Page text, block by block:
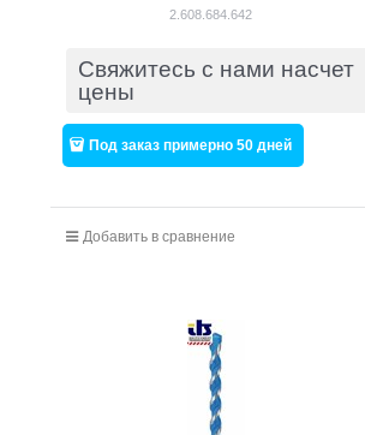
2.608.684.642
Свяжитесь с нами насчет
цены
Под заказ примерно 50 дней
Добавить в сравнение